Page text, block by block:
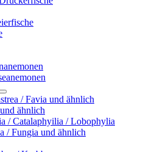
/ Favia und ähnlich
ähnlich
/ Catalaphyilia / Lobophylia
/ Fungia und ähnlich